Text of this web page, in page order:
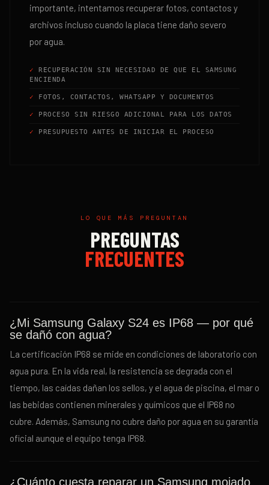
importante, intentamos recuperar fotos, contactos y
archivos incluso cuando la placa tiene daño severo
por agua.
RECUPERACIÓN SIN NECESIDAD DE QUE EL SAMSUNG
ENCIENDA
FOTOS, CONTACTOS, WHATSAPP Y DOCUMENTOS
PROCESO SIN RIESGO ADICIONAL PARA LOS DATOS
PRESUPUESTO ANTES DE INICIAR EL PROCESO
LO QUE MÁS PREGUNTAN
PREGUNTAS
FRECUENTES
¿Mi Samsung Galaxy S24 es IP68 — por qué
se dañó con agua?
La certificación IP68 se mide en condiciones de laboratorio con
agua pura. En la vida real, la resistencia se degrada con el
tiempo, las caídas dañan los sellos, y el agua de piscina, el mar o
las bebidas contienen minerales y químicos que el IP68 no
cubre. Además, Samsung no cubre daño por agua en su garantía
oficial aunque el equipo tenga IP68.
¿Cuánto cuesta reparar un Samsung mojado